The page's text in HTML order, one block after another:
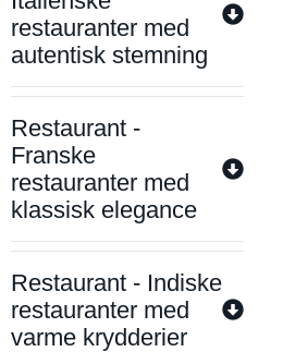
restauranter med
autentisk stemning
Restaurant -
Franske
restauranter med
klassisk elegance
Restaurant - Indiske
restauranter med
varme krydderier